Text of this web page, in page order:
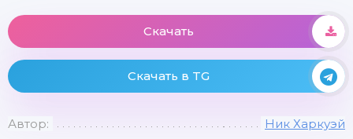
Скачать
Скачать в TG
Автор: Ник Харкуэй